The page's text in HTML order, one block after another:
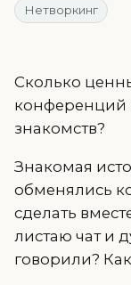
Нетворкинг
Сколько
конференций
знакомств?
Знакомая
обменялись
сделать
листаю чат и
говорили?